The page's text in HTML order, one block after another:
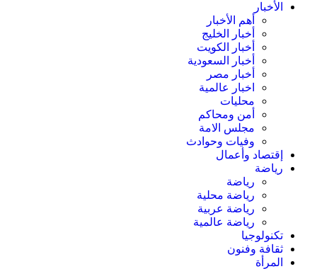
الأخبار
أهم الأخبار
أخبار الخليج
أخبار الكويت
أخبار السعودية
أخبار مصر
اخبار عالمية
محليات
أمن ومحاكم
مجلس الامة
وفيات وحوادث
إقتصاد وأعمال
رياضة
رياضة
رياضة محلية
رياضة عربية
رياضة عالمية
تكنولوجيا
ثقافة وفنون
المرأة